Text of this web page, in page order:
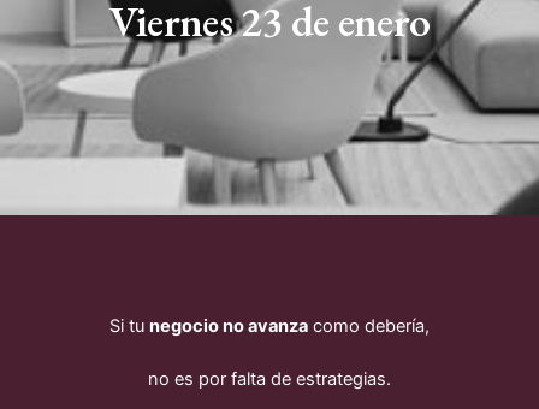
Viernes 23 de enero
Si tu negocio no avanza como debería,
no es por falta de estrategias.